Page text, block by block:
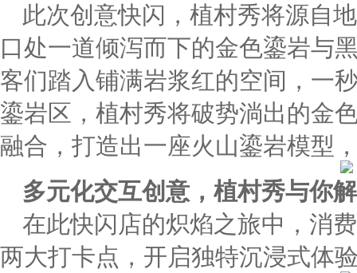
此次创意快闪，植村秀将源自
口处一道倾泻而下的金色鎏岩与
客们踏入铺满岩浆红的空间，一
鎏岩区，植村秀将破势淌出的金
融合，打造出一座火山鎏岩模型
多元化交互创意， 植村秀与你
在此快闪店的炽焰之旅中，消
两大打卡点，开启独特沉浸式体